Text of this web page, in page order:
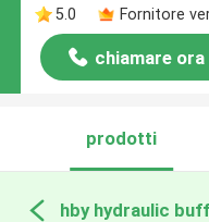
5.0
Fornitore
chiamare ora
prodotti
hby hydraulic